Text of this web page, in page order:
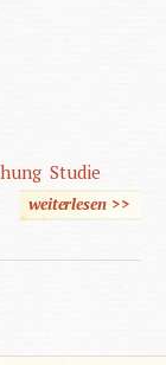
Studie
weiterlesen über
>>